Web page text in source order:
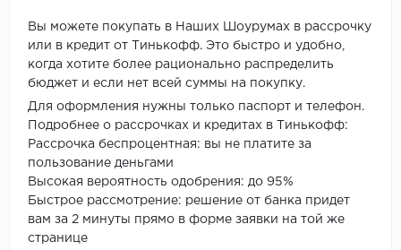
Вы можете покупать в Наших Шоурумах в рассрочку
или в кредит от Тинькофф. Это быстро и удобно,
когда хотите более рационально распределить
бюджет и если нет всей суммы на покупку.
Для оформления нужны только паспорт и телефон.
Подробнее о рассрочках и кредитах в Тинькофф:
Рассрочка беспроцентная: вы не платите за
пользование деньгами
Высокая вероятность одобрения: до 95%
Быстрое рассмотрение: решение от банка придет
вам за 2 минуты прямо в форме заявки на той же
странице